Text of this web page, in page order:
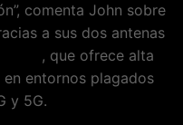
comenta John sobre
a sus dos antenas
, que ofrece alta
entornos plagados
y 5G.